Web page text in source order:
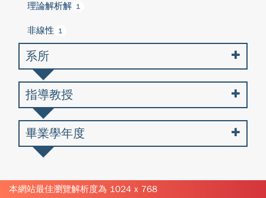
理論解析解 1
非線性 1
系所
指導教授
畢業學年度
本網站最佳瀏覽解析度為 1024 x 768